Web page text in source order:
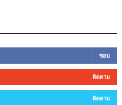
ชอบ
ติดตาม
ติดตาม